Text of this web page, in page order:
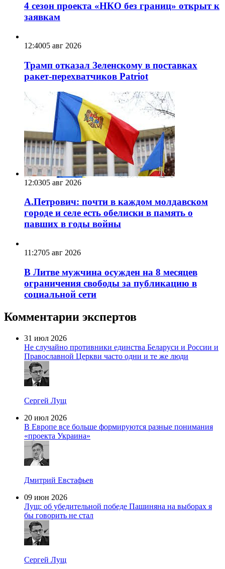
4 сезон проекта «НКО без границ» открыт к
заявкам
12:4005 авг 2026
Трамп отказал Зеленскому в поставках
ракет-перехватчиков Patriot
12:0305 авг 2026
А.Петрович: почти в каждом молдавском
городе и селе есть обелиски в память о
павших в годы войны
11:2705 авг 2026
В Литве мужчина осужден на 8 месяцев
ограничения свободы за публикацию в
социальной сети
Комментарии экспертов
31 июл 2026
Не случайно противники единства Беларуси и России и
Православной Церкви часто одни и те же люди
Сергей Лущ
20 июл 2026
В Европе все больше формируются разные понимания
«проекта Украина»
Дмитрий Евстафьев
09 июн 2026
Лущ: об убедительной победе Пашиняна на выборах я
бы говорить не стал
Сергей Лущ